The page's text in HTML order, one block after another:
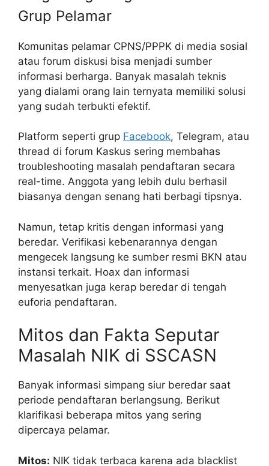
Grup Pelamar
Komunitas pelamar CPNS/PPPK di media sosial
atau forum diskusi bisa menjadi sumber
informasi berharga. Banyak masalah teknis
yang dialami orang lain ternyata memiliki solusi
yang sudah terbukti efektif.
Platform seperti grup Facebook, Telegram, atau
thread di forum Kaskus sering membahas
troubleshooting masalah pendaftaran secara
real-time. Anggota yang lebih dulu berhasil
biasanya dengan senang hati berbagi tipsnya.
Namun, tetap kritis dengan informasi yang
beredar. Verifikasi kebenarannya dengan
mengecek langsung ke sumber resmi BKN atau
instansi terkait. Hoax dan informasi
menyesatkan juga kerap beredar di tengah
euforia pendaftaran.
Mitos dan Fakta Seputar
Masalah NIK di SSCASN
Banyak informasi simpang siur beredar saat
periode pendaftaran berlangsung. Berikut
klarifikasi beberapa mitos yang sering
dipercaya pelamar.
Mitos: NIK tidak terbaca karena ada blacklist